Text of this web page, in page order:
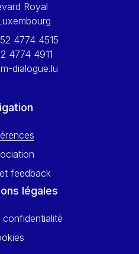
Royal
4774 4515
4774 4911
dialogue.lu
feedback
légales
confidentialité